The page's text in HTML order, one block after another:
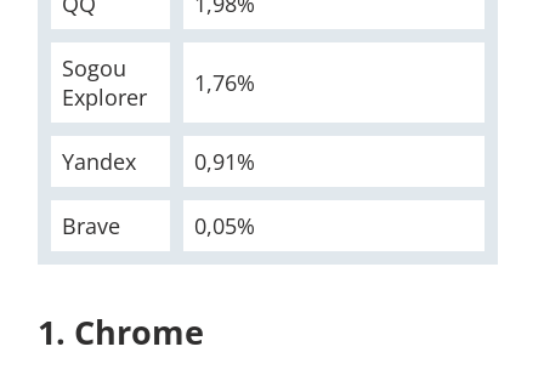
Sogou
Explorer
1,76%
Yandex 0,91%
Brave 0,05%
1. Chrome